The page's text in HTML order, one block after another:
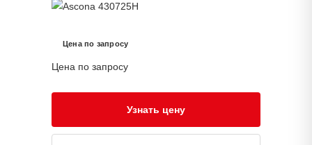
Цена по запросу
Цена по запросу
Узнать цену